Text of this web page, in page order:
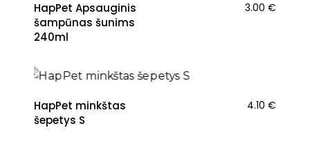
HapPet Apsauginis
šampūnas šunims
240ml
3.00 €
HapPet minkštas
šepetys S
4.10 €